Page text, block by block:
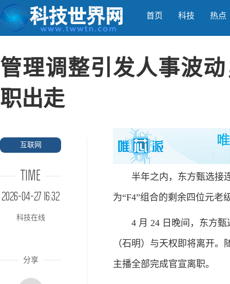
首页 科技 热点
管理调整引发人事波
职出走
互联网
TIME
2026-04-27 16:32
科技在线
分享
半年之内，东方甄选接连
为“F4”组合的剩余四位元
4 月 24 日晚间，东方甄
（石明）与天权即将离开
主播全部完成官宣离职。